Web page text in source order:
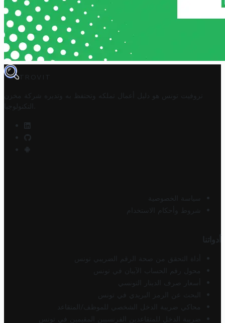
TROVIT
تروفيت تونس هو دليل أعمال تملكه وتحتفظ به وتديره
شركة مخزن
التكنولوجيا
سياسة الخصوصية
شروط وأحكام الاستخدام
أدواتنا
أداة التحقق من صحة الرقم الضريبي تونس
محول رقم الحساب الآيبان في تونس
أسعار صرف الدينار التونسي
البحث عن الرمز البريدي في تونس
محاكي ضريبة الدخل الشخصي للموظف/المتقاعد
ضريبة الدخل للمتقاعدين الفرنسيين المقيمين في تونس